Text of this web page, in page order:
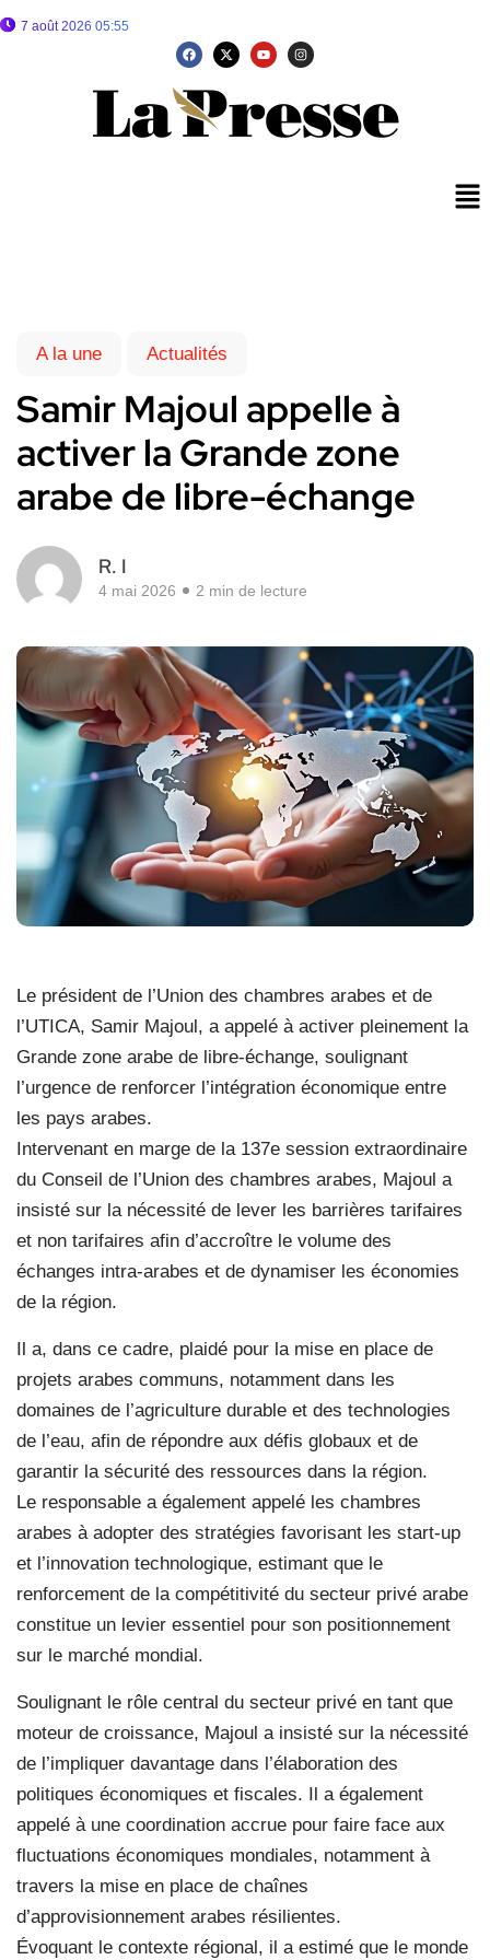
7 août 2026 05:55
A la une Actualités
Samir Majoul appelle à
activer la Grande zone
arabe de libre-échange
R. I
4 mai 2026 2 min de lecture
Le président de l’Union des chambres arabes et de
l’UTICA, Samir Majoul, a appelé à activer pleinement la
Grande zone arabe de libre-échange, soulignant
l’urgence de renforcer l’intégration économique entre
les pays arabes.
Intervenant en marge de la 137e session extraordinaire
du Conseil de l’Union des chambres arabes, Majoul a
insisté sur la nécessité de lever les barrières tarifaires
et non tarifaires afin d’accroître le volume des
échanges intra-arabes et de dynamiser les économies
de la région.
Il a, dans ce cadre, plaidé pour la mise en place de
projets arabes communs, notamment dans les
domaines de l’agriculture durable et des technologies
de l’eau, afin de répondre aux défis globaux et de
garantir la sécurité des ressources dans la région.
Le responsable a également appelé les chambres
arabes à adopter des stratégies favorisant les start-up
et l’innovation technologique, estimant que le
renforcement de la compétitivité du secteur privé arabe
constitue un levier essentiel pour son positionnement
sur le marché mondial.
Soulignant le rôle central du secteur privé en tant que
moteur de croissance, Majoul a insisté sur la nécessité
de l’impliquer davantage dans l’élaboration des
politiques économiques et fiscales. Il a également
appelé à une coordination accrue pour faire face aux
fluctuations économiques mondiales, notamment à
travers la mise en place de chaînes
d’approvisionnement arabes résilientes.
Évoquant le contexte régional, il a estimé que le monde